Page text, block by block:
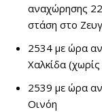
αναχώρησης
στάση στο
2534 με ώρα
Χαλκίδα
2539 με ώρα
Οινόη